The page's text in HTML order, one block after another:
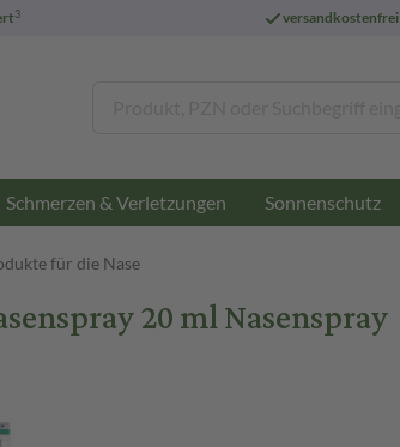
3 versandkostenfrei
Schmerzen & Verletzungen Sonnenschutz
für die Nase
20 ml Nasenspray